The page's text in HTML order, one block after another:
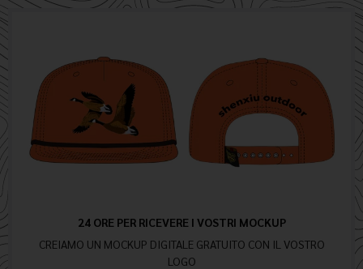
24 ORE PER RICEVERE I VOSTRI MOCKUP
CREIAMO UN MOCKUP DIGITALE GRATUITO CON IL VOSTRO
LOGO